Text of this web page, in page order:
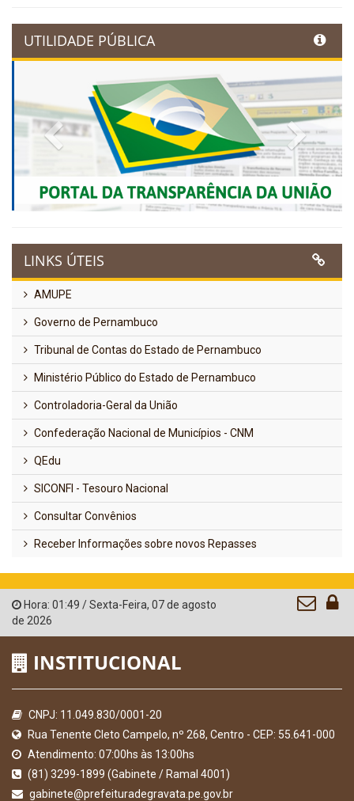
UTILIDADE PÚBLICA
Previous Next
LINKS ÚTEIS
AMUPE
Governo de Pernambuco
Tribunal de Contas do Estado de Pernambuco
Ministério Público do Estado de Pernambuco
Controladoria-Geral da União
Confederação Nacional de Municípios - CNM
QEdu
SICONFI - Tesouro Nacional
Consultar Convênios
Receber Informações sobre novos Repasses
Hora: 01:49 /Sexta-Feira, 07 de agosto
de 2026
INSTITUCIONAL
CNPJ: 11.049.830/0001-20
Rua Tenente Cleto Campelo, nº 268, Centro - CEP: 55.641-000
Atendimento: 07:00hs às 13:00hs
(81) 3299-1899 (Gabinete / Ramal 4001)
gabinete@prefeituradegravata.pe.gov.br